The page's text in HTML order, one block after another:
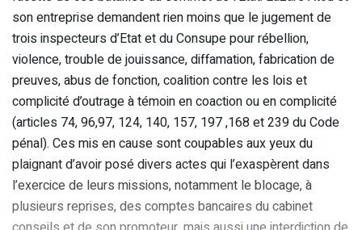
son entreprise demandent rien moins que le jugement de
trois inspecteurs d’Etat et du Consupe pour rébellion,
violence, trouble de jouissance, diffamation, fabrication de
preuves, abus de fonction, coalition contre les lois et
complicité d’outrage à témoin en coaction ou en complicité
(articles 74, 96,97, 124, 140, 157, 197 ,168 et 239 du Code
pénal). Ces mis en cause sont coupables aux yeux du
plaignant d’avoir posé divers actes qui l’exaspèrent dans
l’exercice de leurs missions, notamment le blocage, à
plusieurs reprises, des comptes bancaires du cabinet